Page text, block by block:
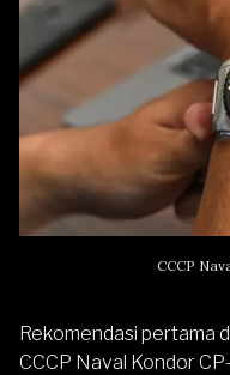
CCCP
Rekomendasi pertama
CCCP Naval Kondor